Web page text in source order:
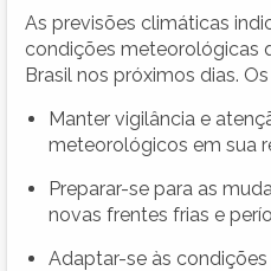
As previsões climáticas
condições meteorológicas
Brasil nos próximos dias.
Manter vigilância e
meteorológicos em sua
Preparar-se para as
novas frentes frias e
Adaptar-se às